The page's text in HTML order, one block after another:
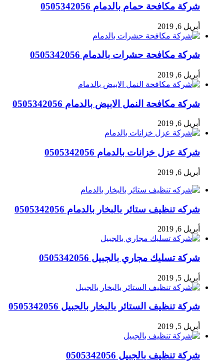
شركة مكافحة حمام بالدمام 0505342056
أبريل 6, 2019
شركة مكافحة حشرات بالدمام 0505342056
أبريل 6, 2019
شركة مكافحة النمل الابيض بالدمام 0505342056
أبريل 6, 2019
شركة عزل خزانات بالدمام 0505342056
أبريل 6, 2019
شركه تنظيف ستائر بالبخار بالدمام 0505342056
أبريل 6, 2019
شركة تسليك مجاري بالجبيل 0505342056
أبريل 5, 2019
شركة تنظيف الستائر بالبخار بالجبيل 0505342056
أبريل 5, 2019
شركة تنظيف بالجبيل 0505342056